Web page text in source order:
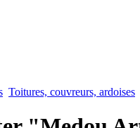
Toitures, couvreurs, ardoises